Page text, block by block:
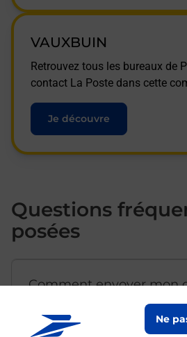
Ne
VAUXBUIN
Retrouvez tous les bureaux de
contact La Poste dans cette
Je découvre
Questions
posées
Comment envoyer mon